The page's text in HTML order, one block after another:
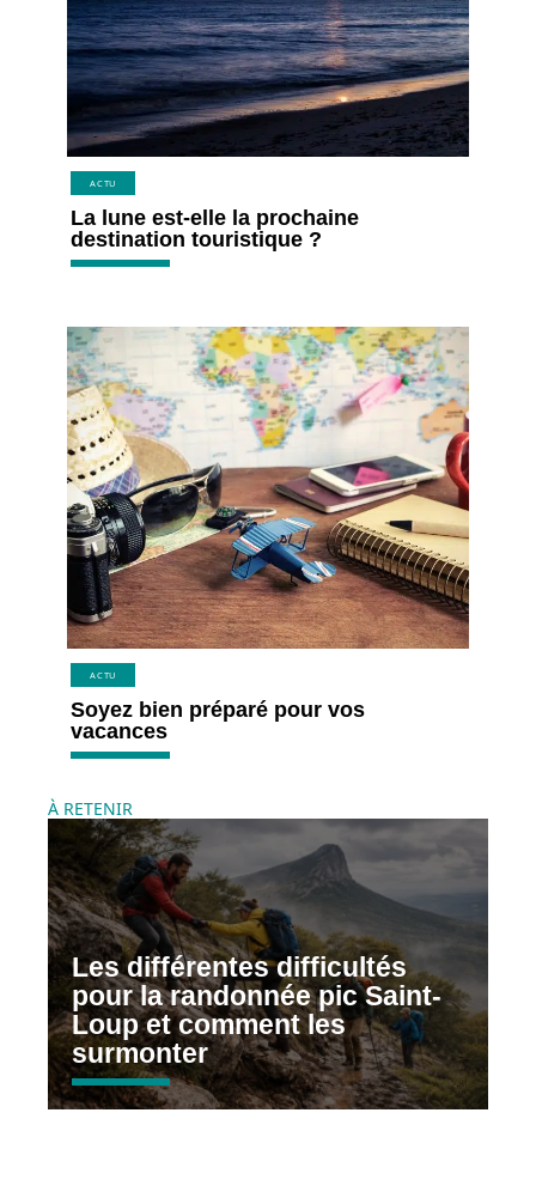
ACTU
La lune est-elle la prochaine
destination touristique ?
ACTU
Soyez bien préparé pour vos
vacances
À RETENIR
Les différentes difficultés
pour la randonnée pic Saint-
Loup et comment les
surmonter